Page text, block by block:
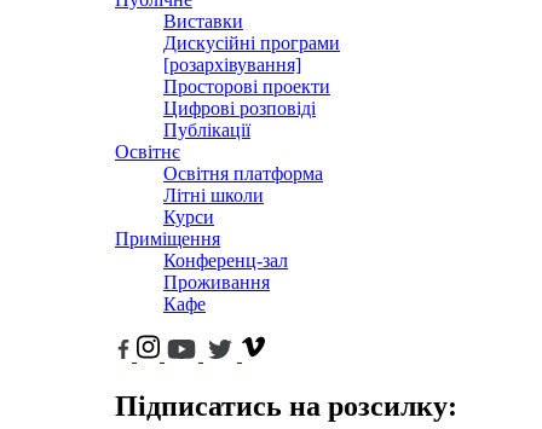
Виставки
Дискусійні програми
[розархівування]
Просторові проекти
Цифрові розповіді
Публікації
Освітнє
Освітня платформа
Літні школи
Курси
Приміщення
Конференц-зал
Проживання
Кафе
Підписатись на розсилку: